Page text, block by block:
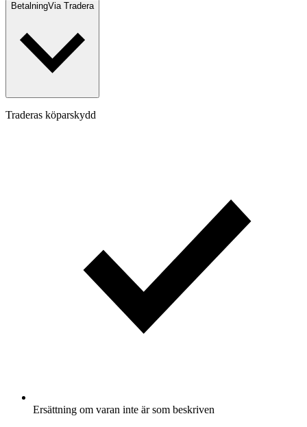
BetalningVia Tradera
Traderas köparskydd
Ersättning om varan inte är som beskriven